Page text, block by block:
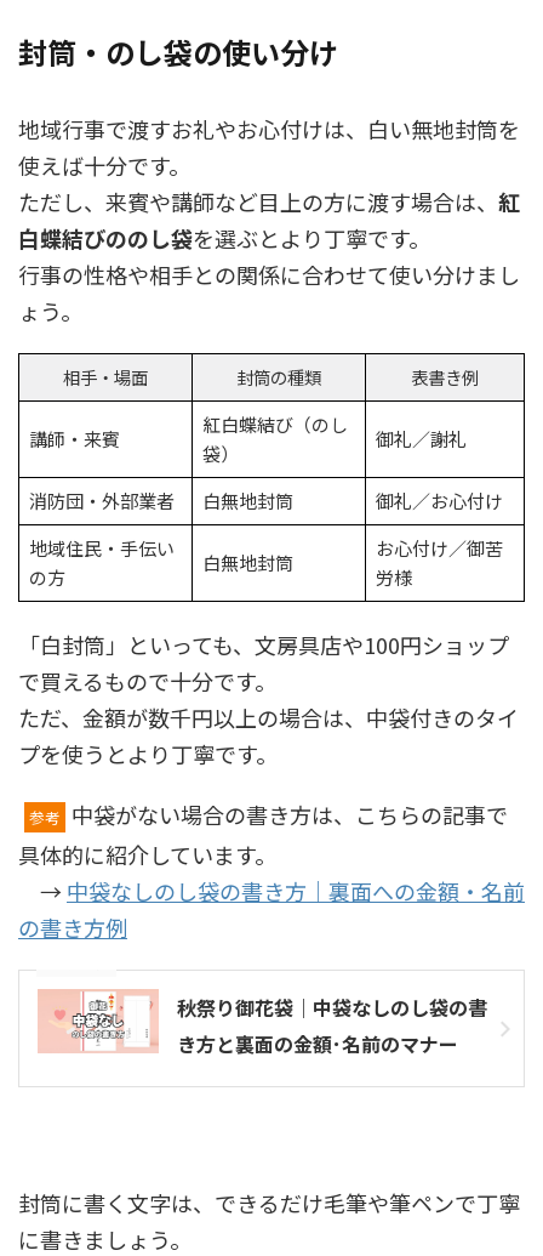
封筒・のし袋の使い分け
地域行事で渡すお礼やお心付けは、白い無地封筒を
使えば十分です。
ただし、来賓や講師など目上の方に渡す場合は、 紅
白蝶結びののし袋を選ぶとより丁寧です。
行事の性格や相手との関係に合わせて使い分けまし
ょう。
相手・場面 封筒の種類 表書き例
講師・来賓
紅白蝶結び（のし
袋）
御礼／謝礼
消防団・外部業者 白無地封筒
御礼／お心付け
地域住民・手伝い
の方
白無地封筒
お心付け／御苦
労様
「白封筒」といっても、文房具店や100円ショップ
で買えるもので十分です。
ただ、金額が数千円以上の場合は、中袋付きのタイ
プを使うとより丁寧です。
参考 中袋がない場合の書き方は、こちらの記事で
具体的に紹介しています。
→ 中袋なしのし袋の書き方｜裏面への金額・名前
の書き方例
秋祭り御花袋｜中袋なしのし袋の書
き方と裏面の金額･名前のマナー
封筒に書く文字は、できるだけ毛筆や筆ペンで丁寧
に書きましょう。